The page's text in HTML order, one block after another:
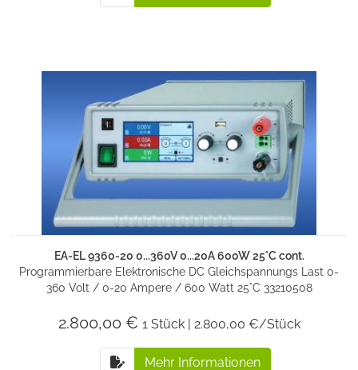
EA-EL 9360-20 0...360V 0...20A 600W 25°C cont.
Programmierbare Elektronische DC Gleichspannungs Last 0-
360 Volt / 0-20 Ampere / 600 Watt 25°C 33210508
2.800,00 € 1 Stück | 2.800,00 €/Stück
Mehr Informationen